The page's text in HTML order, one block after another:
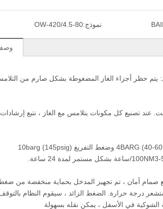
نموذج:OW-420/4.5-80
وصف
يتم حظر أجزاء الغاز المضغوطة بشكل صارم من
عند تصنيع كل مكونات يتلامس مع الغاز ، نتبع
، لكل منها مع صمام أمان ، تم تجهيز المدخل بحماية منخفضة من
درجة حرارة. الضغط الزائد ، سيقوم النظام
في الأسفل ، يمكن نقله بسهولة